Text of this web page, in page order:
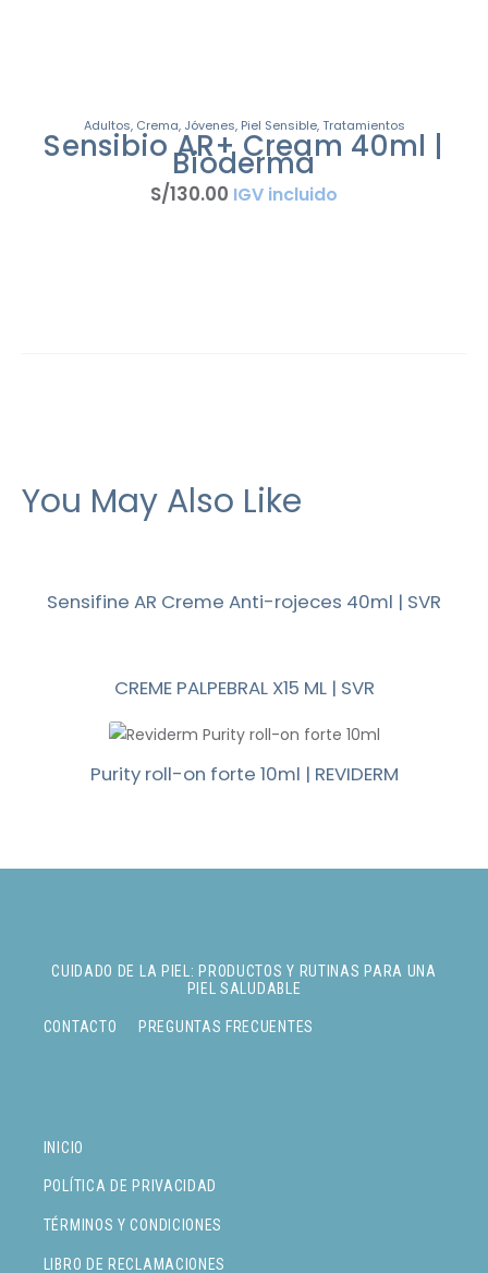
Adultos, Crema, Jóvenes, Piel Sensible,Tratamientos
Sensibio AR+ Cream 40ml |
Bioderma
S/130.00 IGV incluido
You May Also Like
Sensifine AR Creme Anti-rojeces 40ml | SVR
CREME PALPEBRAL X15 ML | SVR
Purity roll-on forte 10ml | REVIDERM
INICIO
POLÍTICA DE PRIVACIDAD
TÉRMINOS Y CONDICIONES
LIBRO DE RECLAMACIONES
CUIDADO DE LA PIEL: PRODUCTOS Y RUTINAS PARA UNA
PIEL SALUDABLE
CONTACTO PREGUNTAS FRECUENTES